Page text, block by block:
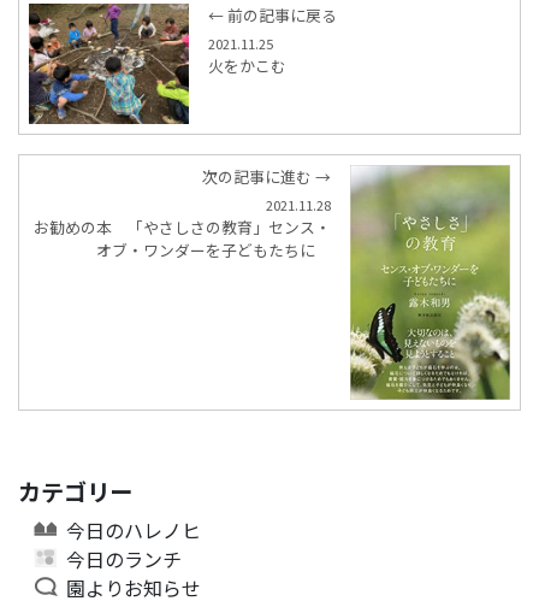
← 前の記事に戻る
2021.11.25
火をかこむ
次の記事に進む →
2021.11.28
お勧めの本 「やさしさの教育」センス・
オブ・ワンダーを子どもたちに
カテゴリー
今日のハレノヒ
今日のランチ
園よりお知らせ